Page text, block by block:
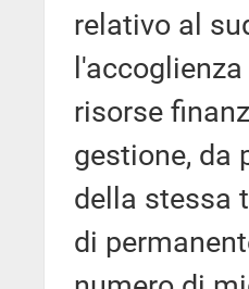
relativo al
risorse
gestione, da
della stessa
di